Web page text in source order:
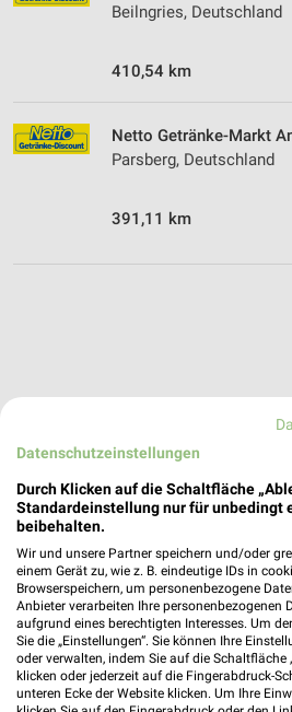
Beilngries, Deutschland
410,54 km
Netto Getränke-Markt
Parsberg, Deutschland
391,11 km
Netto Getränke-Markt
Regensburg,
Datenschutzeinstellungen
Durch Klicken auf die Schaltfläche
Standardeinstellung nur für unbedingt
beibehalten.
Wir und unsere Partner speichern und/oder
einem Gerät zu, wie z. B. eindeutige IDs in
Browserspeichern, um personenbezogene
Anbieter verarbeiten Ihre personenbezogenen
aufgrund eines berechtigten Interesses. Um
Sie die „Einstellungen“. Sie können Ihre
oder verwalten, indem Sie auf die Schaltfläche
klicken oder jederzeit auf die Fingerabdruck-
unteren Ecke der Website klicken. Um Ihre